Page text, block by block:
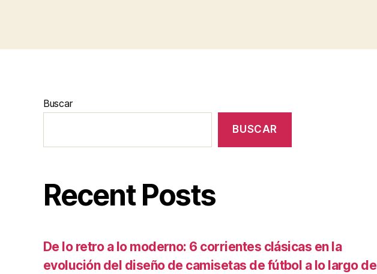
Buscar
BUSCAR
Recent Posts
De lo retro a lo moderno: 6 corrientes clásicas en la
evolución del diseño de camisetas de fútbol a lo largo de